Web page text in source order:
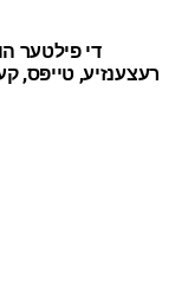
די פילטער
רעצענזיע, טייפּס,